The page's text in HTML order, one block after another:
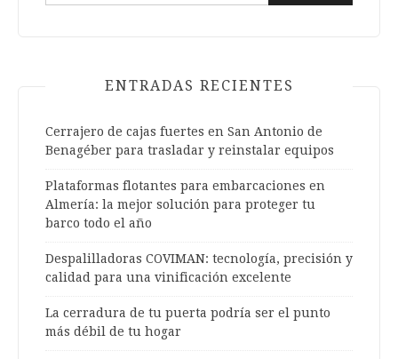
ENTRADAS RECIENTES
Cerrajero de cajas fuertes en San Antonio de
Benagéber para trasladar y reinstalar equipos
Plataformas flotantes para embarcaciones en
Almería: la mejor solución para proteger tu
barco todo el año
Despalilladoras COVIMAN: tecnología, precisión y
calidad para una vinificación excelente
La cerradura de tu puerta podría ser el punto
más débil de tu hogar